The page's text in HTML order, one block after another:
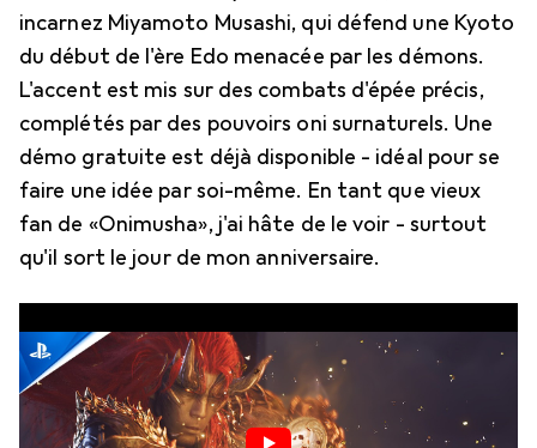
incarnez Miyamoto Musashi, qui défend une Kyoto
du début de l'ère Edo menacée par les démons.
L'accent est mis sur des combats d'épée précis,
complétés par des pouvoirs oni surnaturels. Une
démo gratuite est déjà disponible - idéal pour se
faire une idée par soi-même. En tant que vieux
fan de «Onimusha», j'ai hâte de le voir - surtout
qu'il sort le jour de mon anniversaire.